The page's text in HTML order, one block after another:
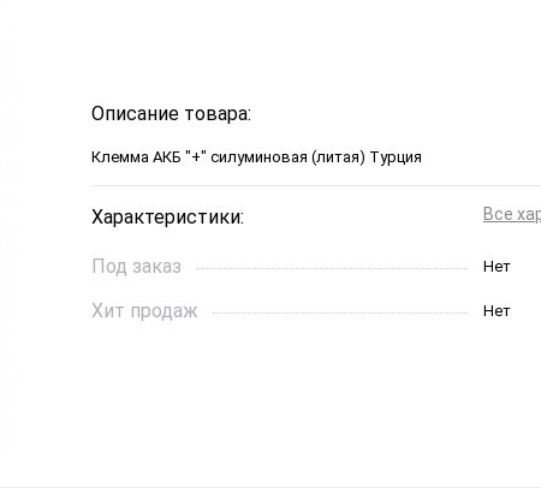
Описание товара:
Клемма АКБ "+" силуминовая (литая) Турция
Характеристики: Все
Под заказ Нет
Хит продаж Нет